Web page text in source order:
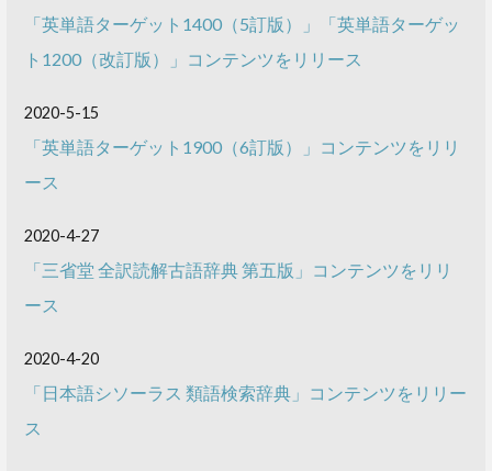
「英単語ターゲット1400（5訂版）」「英単語ターゲッ
ト1200（改訂版）」コンテンツをリリース
2020-5-15
「英単語ターゲット1900（6訂版）」コンテンツをリリ
ース
2020-4-27
「三省堂 全訳読解古語辞典 第五版」コンテンツをリリ
ース
2020-4-20
「日本語シソーラス 類語検索辞典」コンテンツをリリー
ス